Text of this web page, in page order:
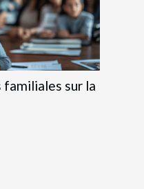
familiales sur la